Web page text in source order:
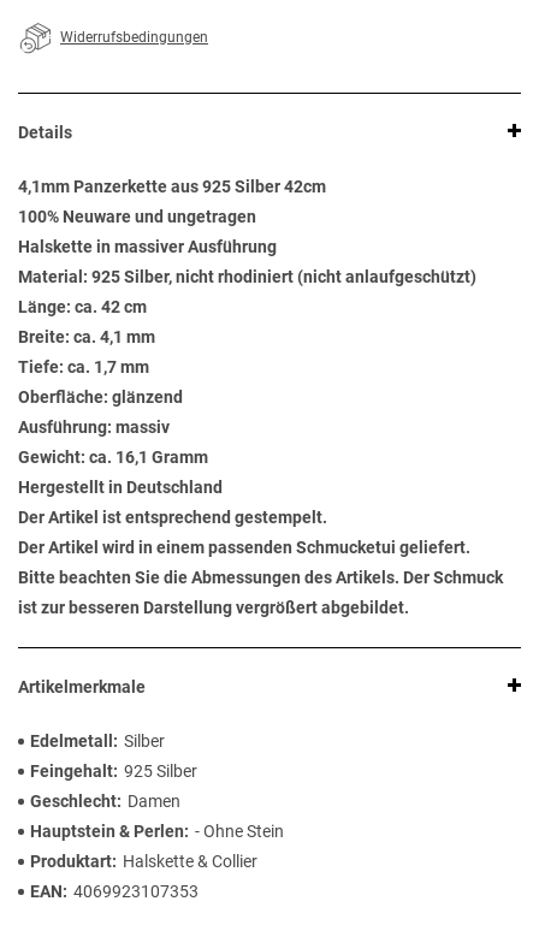
Widerrufsbedingungen
Details
4,1mm Panzerkette aus 925 Silber 42cm
100% Neuware und ungetragen
Halskette in massiver Ausführung
Material: 925 Silber, nicht rhodiniert (nicht anlaufgeschützt)
Länge: ca. 42 cm
Breite: ca. 4,1 mm
Tiefe: ca. 1,7 mm
Oberfläche: glänzend
Ausführung: massiv
Gewicht: ca. 16,1 Gramm
Hergestellt in Deutschland
Der Artikel ist entsprechend gestempelt.
Der Artikel wird in einem passenden Schmucketui geliefert.
Bitte beachten Sie die Abmessungen des Artikels. Der Schmuck
ist zur besseren Darstellung vergrößert abgebildet.
Artikelmerkmale
Edelmetall
Silber
Feingehalt 925 Silber
Geschlecht
Damen
Hauptstein & Perlen
- Ohne Stein
Produktart
Halskette & Collier
EAN
4069923107353